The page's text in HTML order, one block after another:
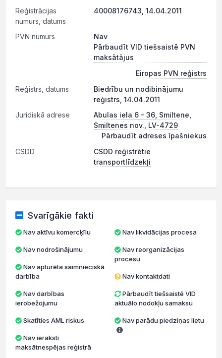
Reģistrācijas
numurs, datums
40008176743, 14.04.2011
PVN numurs
Nav
Pārbaudīt VID tiešsaistē PVN
maksātājus
Eiropas PVN reģistrs
Reģistrs, datums
Biedrību un nodibinājumu
reģistrs, 14.04.2011
Juridiskā adrese
Abulas iela 6 – 36, Smiltene,
Smiltenes nov., LV-4729
Pārbaudīt adreses īpašniekus
CSDD
CSDD reģistrētie
transportlīdzekļi
Svarīgākie fakti
Nav aktīvu komercķīlu
Nav nodrošinājumu
darbība
ierobežojumu
Skatīties AML riskus
maksātnespējas reģistrā
Nav likvidācijas procesa
Nav reorganizācijas
procesu
Nav kontaktdati
Pārbaudīt tiešsaistē VID
aktuālo nodokļu samaksu
Nav parādu piedziņas lietu